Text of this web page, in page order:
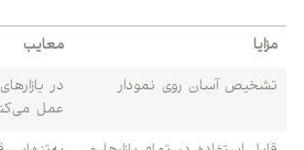
مزایا معایب
تشخیص آسان روی نمودار
در
عمل